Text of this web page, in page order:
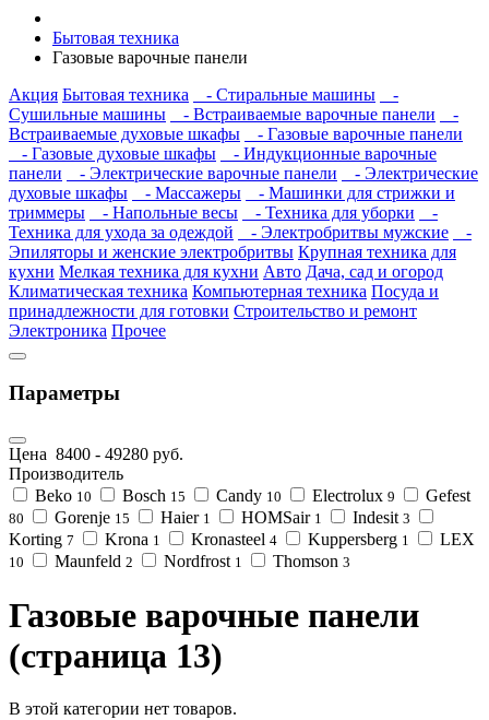
Бытовая техника
Газовые варочные панели
Акция Бытовая техника - Стиральные машины
-
Сушильные машины
- Встраиваемые варочные панели
-
Встраиваемые духовые шкафы
- Газовые варочные панели
- Газовые духовые шкафы
- Индукционные варочные
панели
- Электрические варочные панели
- Электрические
духовые шкафы
- Массажеры
- Машинки для стрижки и
триммеры
- Напольные весы - Техника для уборки
-
Техника для ухода за одеждой
- Электробритвы мужские
-
Эпиляторы и женские электробритвы Крупная техника для
кухни Мелкая техника для кухни Авто Дача, сад и огород
Климатическая техника Компьютерная техника Посуда и
принадлежности для готовки Строительство и ремонт
Электроника Прочее
Параметры
Цена 8400 - 49280 руб.
Производитель
Beko 10 Bosch 15 Candy 10 Electrolux 9 Gefest
80 Gorenje 15 Haier 1 HOMSair 1 Indesit 3
Korting 7 Krona 1 Kronasteel 4 Kuppersberg 1 LEX
10 Maunfeld 2 Nordfrost 1 Thomson 3
Газовые варочные панели
(страница 13)
В этой категории нет товаров.